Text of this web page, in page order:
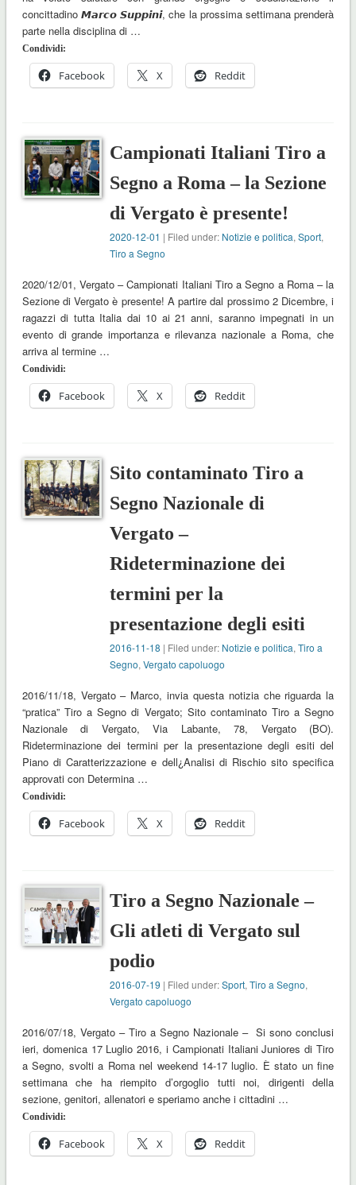
concittadino 𝙈𝙖𝙧𝙘𝙤 𝙎𝙪𝙥𝙥𝙞𝙣𝙞, che la prossima settimana prenderà
parte nella disciplina di …
Condividi:
Facebook X Reddit
Campionati Italiani Tiro a
Segno a Roma – la Sezione
di Vergato è presente!
2020-12-01 | Filed under: Notizie e politica,Sport,
Tiro a Segno
2020/12/01, Vergato – Campionati Italiani Tiro a Segno a Roma – la
Sezione di Vergato è presente! A partire dal prossimo 2 Dicembre, i
ragazzi di tutta Italia dai 10 ai 21 anni, saranno impegnati in un
evento di grande importanza e rilevanza nazionale a Roma, che
arriva al termine …
Condividi:
Facebook X Reddit
Sito contaminato Tiro a
Segno Nazionale di
Vergato –
Rideterminazione dei
termini per la
presentazione degli esiti
2016-11-18 | Filed under: Notizie e politica,Tiro a
Segno,Vergato capoluogo
2016/11/18, Vergato – Marco, invia questa notizia che riguarda la
“pratica” Tiro a Segno di Vergato; Sito contaminato Tiro a Segno
Nazionale di Vergato, Via Labante, 78, Vergato (BO).
Rideterminazione dei termini per la presentazione degli esiti del
Piano di Caratterizzazione e dell¿Analisi di Rischio sito specifica
approvati con Determina …
Condividi:
Facebook X Reddit
Tiro a Segno Nazionale –
Gli atleti di Vergato sul
podio
2016-07-19 | Filed under:Sport,Tiro a Segno,
Vergato capoluogo
2016/07/18, Vergato – Tiro a Segno Nazionale – Si sono conclusi
ieri, domenica 17 Luglio 2016, i Campionati Italiani Juniores di Tiro
a Segno, svolti a Roma nel weekend 14-17 luglio. È stato un fine
settimana che ha riempito d’orgoglio tutti noi, dirigenti della
sezione, genitori, allenatori e speriamo anche i cittadini …
Condividi:
Facebook X Reddit